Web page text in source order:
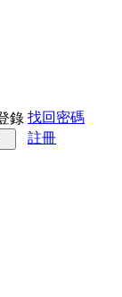
錄 找回密碼
註冊